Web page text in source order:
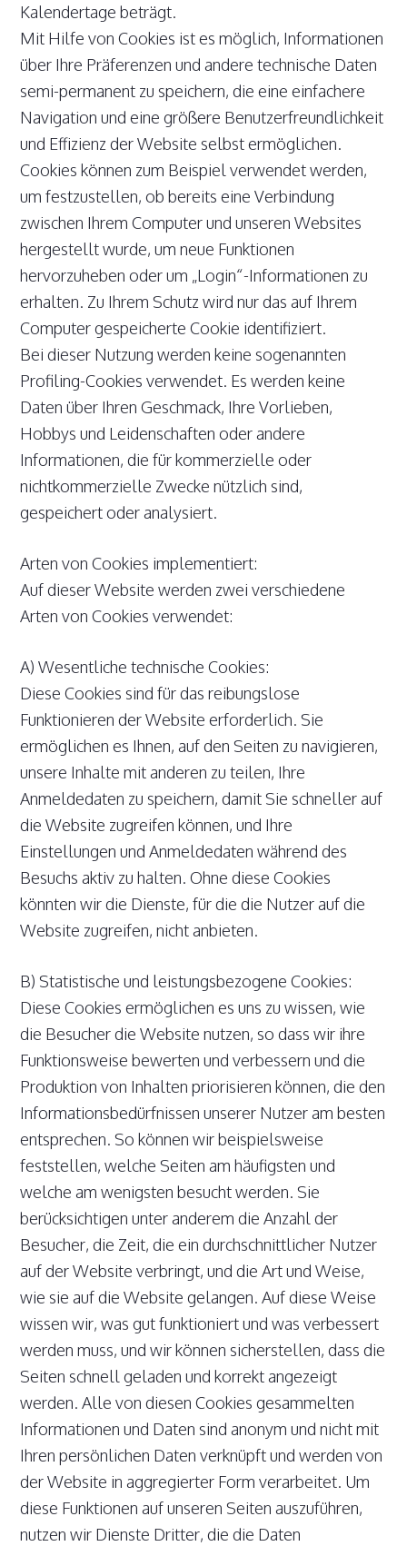
Kalendertage beträgt.
Mit Hilfe von Cookies ist es möglich, Informationen
über Ihre Präferenzen und andere technische Daten
semi-permanent zu speichern, die eine einfachere
Navigation und eine größere Benutzerfreundlichkeit
und Effizienz der Website selbst ermöglichen.
Cookies können zum Beispiel verwendet werden,
um festzustellen, ob bereits eine Verbindung
zwischen Ihrem Computer und unseren Websites
hergestellt wurde, um neue Funktionen
hervorzuheben oder um „Login“-Informationen zu
erhalten. Zu Ihrem Schutz wird nur das auf Ihrem
Computer gespeicherte Cookie identifiziert.
Bei dieser Nutzung werden keine sogenannten
Profiling-Cookies verwendet. Es werden keine
Daten über Ihren Geschmack, Ihre Vorlieben,
Hobbys und Leidenschaften oder andere
Informationen, die für kommerzielle oder
nichtkommerzielle Zwecke nützlich sind,
gespeichert oder analysiert.
Arten von Cookies implementiert:
Auf dieser Website werden zwei verschiedene
Arten von Cookies verwendet:
A) Wesentliche technische Cookies:
Diese Cookies sind für das reibungslose
Funktionieren der Website erforderlich. Sie
ermöglichen es Ihnen, auf den Seiten zu navigieren,
unsere Inhalte mit anderen zu teilen, Ihre
Anmeldedaten zu speichern, damit Sie schneller auf
die Website zugreifen können, und Ihre
Einstellungen und Anmeldedaten während des
Besuchs aktiv zu halten. Ohne diese Cookies
könnten wir die Dienste, für die die Nutzer auf die
Website zugreifen, nicht anbieten.
B) Statistische und leistungsbezogene Cookies:
Diese Cookies ermöglichen es uns zu wissen, wie
die Besucher die Website nutzen, so dass wir ihre
Funktionsweise bewerten und verbessern und die
Produktion von Inhalten priorisieren können, die den
Informationsbedürfnissen unserer Nutzer am besten
entsprechen. So können wir beispielsweise
feststellen, welche Seiten am häufigsten und
welche am wenigsten besucht werden. Sie
berücksichtigen unter anderem die Anzahl der
Besucher, die Zeit, die ein durchschnittlicher Nutzer
auf der Website verbringt, und die Art und Weise,
wie sie auf die Website gelangen. Auf diese Weise
wissen wir, was gut funktioniert und was verbessert
werden muss, und wir können sicherstellen, dass die
Seiten schnell geladen und korrekt angezeigt
werden. Alle von diesen Cookies gesammelten
Informationen und Daten sind anonym und nicht mit
Ihren persönlichen Daten verknüpft und werden von
der Website in aggregierter Form verarbeitet. Um
diese Funktionen auf unseren Seiten auszuführen,
nutzen wir Dienste Dritter, die die Daten